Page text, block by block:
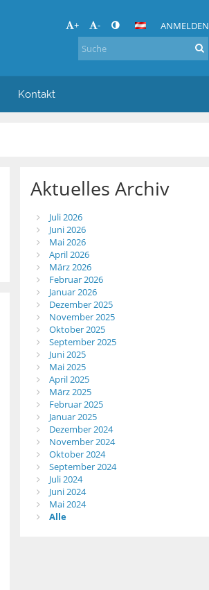
+ - ANMELDEN
Kontakt
Aktuelles Archiv
Juli 2026
Juni 2026
Mai 2026
April 2026
März 2026
Februar 2026
Januar 2026
Dezember 2025
November 2025
Oktober 2025
September 2025
Juni 2025
Mai 2025
April 2025
März 2025
Februar 2025
Januar 2025
Dezember 2024
November 2024
Oktober 2024
September 2024
Juli 2024
Juni 2024
Mai 2024
Alle